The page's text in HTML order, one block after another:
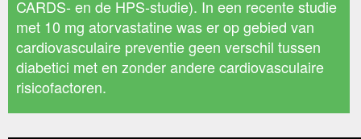
CARDS- en de HPS-studie). In een recente studie
met 10 mg atorvastatine was er op gebied van
cardiovasculaire preventie geen verschil tussen
diabetici met en zonder andere cardiovasculaire
risicofactoren.